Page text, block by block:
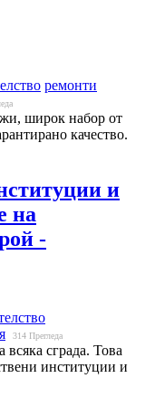
ремонти
широк набор от
качество.
и
на
-
314 Прегледа
сграда. Това
институции и